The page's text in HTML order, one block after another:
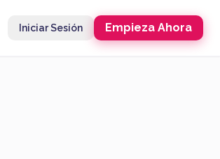
Iniciar Sesión Empieza Ahora